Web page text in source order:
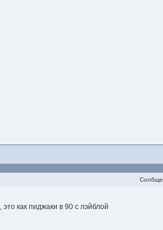
как пиджаки в 90 с лэйблой